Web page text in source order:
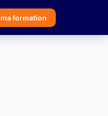
formation